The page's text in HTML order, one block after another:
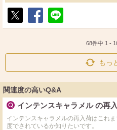
ポ
シ
送
68件中 1 -
もっ
関連度の高いQ&A
インテンスキャラメル の再
インテンスキャラメルの再入荷はこれ
度でされているか知りたいです。